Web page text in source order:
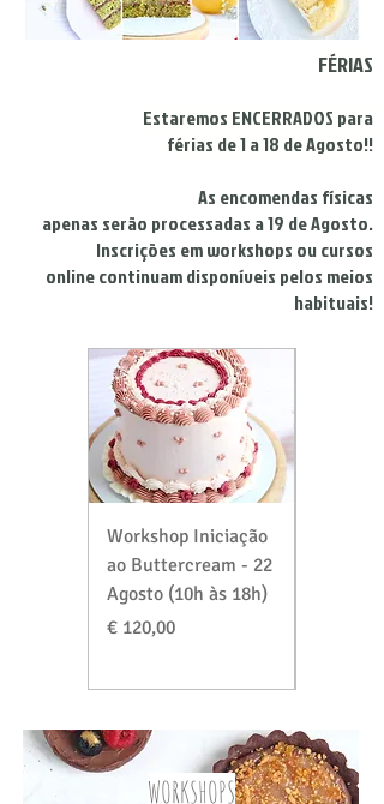
FÉRIAS
Estaremos ENCERRADOS para
férias de 1 a 18 de Agosto!!
As encomendas físicas
apenas serão processadas a 19 de Agosto.
Inscrições em workshops ou cursos
online continuam disponíveis pelos meios
habituais!
Workshop Iniciação
ao Buttercream - 22
Agosto (10h às 18h)
Preço
€ 120,00
WORKSHOPS